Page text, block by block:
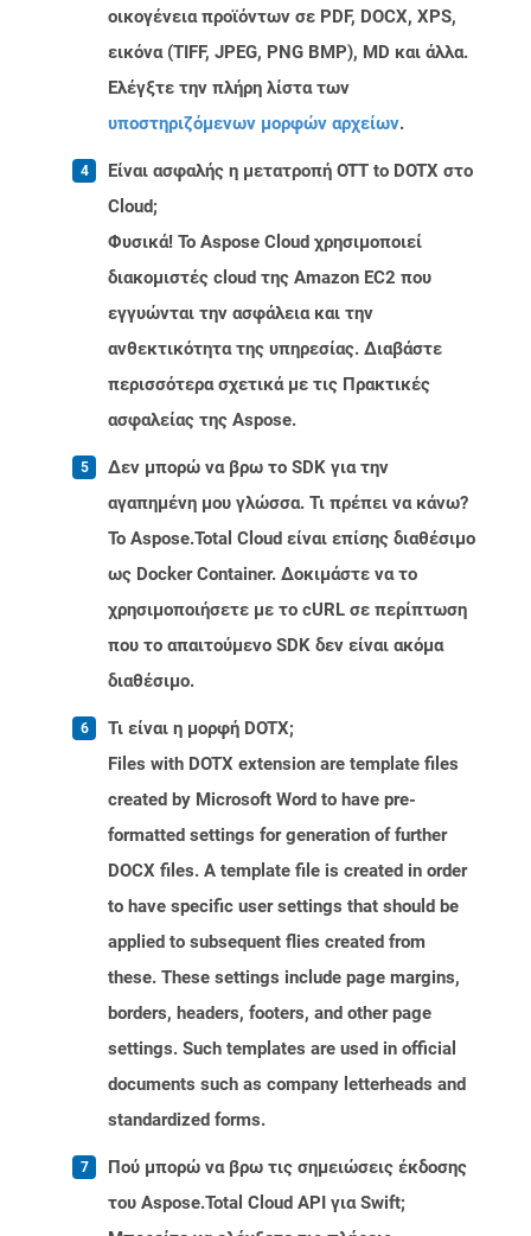
οικογένεια προϊόντων σε PDF, DOCX, XPS,
εικόνα (TIFF, JPEG, PNG BMP), MD και άλλα.
Ελέγξτε την πλήρη λίστα των
υποστηριζόμενων μορφών αρχείων.
Είναι ασφαλής η μετατροπή OTT to DOTX στο
Cloud;
Φυσικά! Το Aspose Cloud χρησιμοποιεί
διακομιστές cloud της Amazon EC2 που
εγγυώνται την ασφάλεια και την
ανθεκτικότητα της υπηρεσίας. Διαβάστε
περισσότερα σχετικά με τις Πρακτικές
ασφαλείας της Aspose.
Δεν μπορώ να βρω το SDK για την
αγαπημένη μου γλώσσα. Τι πρέπει να κάνω?
Το Aspose.Total Cloud είναι επίσης διαθέσιμο
ως Docker Container. Δοκιμάστε να το
χρησιμοποιήσετε με το cURL σε περίπτωση
που το απαιτούμενο SDK δεν είναι ακόμα
διαθέσιμο.
Τι είναι η μορφή DOTX;
Files with DOTX extension are template files
created by Microsoft Word to have pre-
formatted settings for generation of further
DOCX files. A template file is created in order
to have specific user settings that should be
applied to subsequent flies created from
these. These settings include page margins,
borders, headers, footers, and other page
settings. Such templates are used in official
documents such as company letterheads and
standardized forms.
Πού μπορώ να βρω τις σημειώσεις έκδοσης
του Aspose.Total Cloud API για Swift;